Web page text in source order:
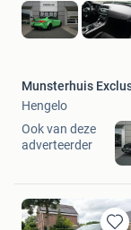
Munsterhuis
Hengelo
Ook van deze
adverteerder